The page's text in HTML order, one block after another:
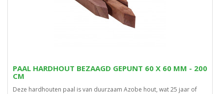
PAAL HARDHOUT BEZAAGD GEPUNT 60 X 60 MM - 200
CM
Deze hardhouten paal is van duurzaam Azobe hout, wat 25 jaar of